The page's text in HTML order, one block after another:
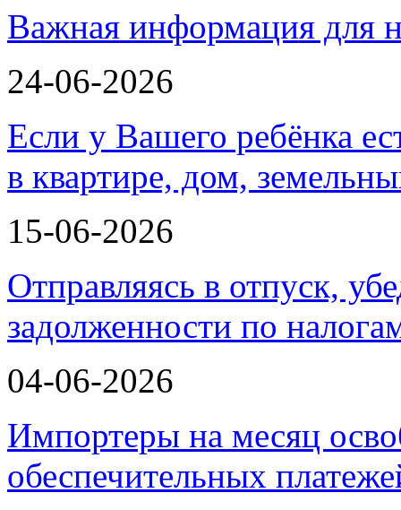
Важная информация для
24-06-2026
Если у Вашего ребёнка
в квартире, дом,
15-06-2026
Отправляясь в отпуск,
задолженности по
04-06-2026
Импортеры на месяц
обеспечительных